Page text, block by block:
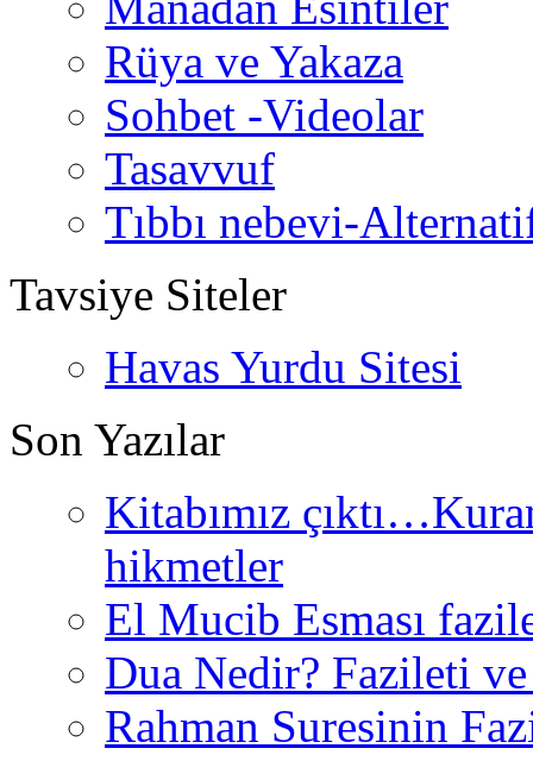
Rüya ve Yakaza
Sohbet -Videolar
Tasavvuf
Tıbbı nebevi-
Tavsiye Siteler
Havas Yurdu Sitesi
Son Yazılar
Kitabımız
hikmetler
El Mucib Esması
Dua Nedir? Fazileti
Rahman Suresinin